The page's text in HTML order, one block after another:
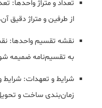
تعداد و متراژ واحدها:
از طرفین و متراژ
نقشه تقسیم واحدها:
به تقسیم‌نامه ضمیمه
شرایط و تعهدات:
زمان‌بندی ساخت و